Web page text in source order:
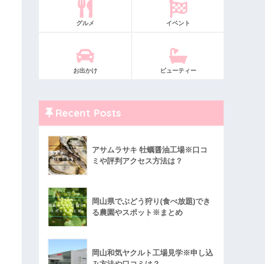
グルメ イベント
お出かけ ビューティー
Recent Posts
アサムラサキ 牡蠣醤油工場※口コ
ミや評判アクセス方法は？
岡山県でぶどう狩り(食べ放題)でき
る農園やスポット※まとめ
岡山和気ヤクルト工場見学※申し込